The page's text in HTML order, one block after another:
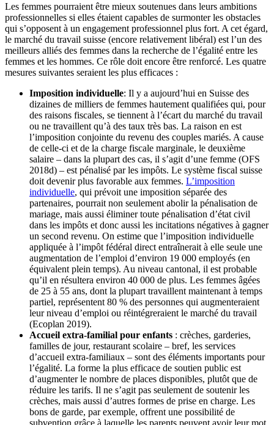
Les femmes pourraient être mieux soutenues dans leurs ambitions
professionnelles si elles étaient capables de surmonter les obstacles
qui s’opposent à un engagement professionnel plus fort. A cet égard,
le marché du travail suisse (encore relativement libéral) est l’un des
meilleurs alliés des femmes dans la recherche de l’égalité entre les
femmes et les hommes. Ce rôle doit encore être renforcé. Les quatre
mesures suivantes seraient les plus efficaces :
Imposition individuelle: Il y a aujourd’hui en Suisse des
dizaines de milliers de femmes hautement qualifiées qui, pour
des raisons fiscales, se tiennent à l’écart du marché du travail
ou ne travaillent qu’à des taux très bas. La raison en est
l’imposition conjointe du revenu des couples mariés. A cause
de celle-ci et de la charge fiscale marginale, le deuxième
salaire – dans la plupart des cas, il s’agit d’une femme (OFS
2018d) – est pénalisé par les impôts. Le système fiscal suisse
doit devenir plus favorable aux femmes. L’imposition
individuelle, qui prévoit une imposition séparée des
partenaires, pourrait non seulement abolir la pénalisation de
mariage, mais aussi éliminer toute pénalisation d’état civil
dans les impôts et donc aussi les incitations négatives à gagner
un second revenu. On estime que l’imposition individuelle
appliquée à l’impôt fédéral direct entraînerait à elle seule une
augmentation de l’emploi d’environ 19 000 employés (en
équivalent plein temps). Au niveau cantonal, il est probable
qu’il en résultera environ 40 000 de plus. Les femmes âgées
de 25 à 55 ans, dont la plupart travaillent maintenant à temps
partiel, représentent 80 % des personnes qui augmenteraient
leur niveau d’emploi ou réintégreraient le marché du travail
(Ecoplan 2019).
Accueil extra-familial pour enfants : crèches, garderies,
familles de jour, restaurant scolaire – bref, les services
d’accueil extra-familiaux – sont des éléments importants pour
l’égalité. La forme la plus efficace de soutien public est
d’augmenter le nombre de places disponibles, plutôt que de
réduire les tarifs. Il ne s’agit pas seulement de soutenir les
crèches, mais aussi d’autres formes de prise en charge. Les
bons de garde, par exemple, offrent une possibilité de
subvention grâce à laquelle les parents peuvent avoir leur mot